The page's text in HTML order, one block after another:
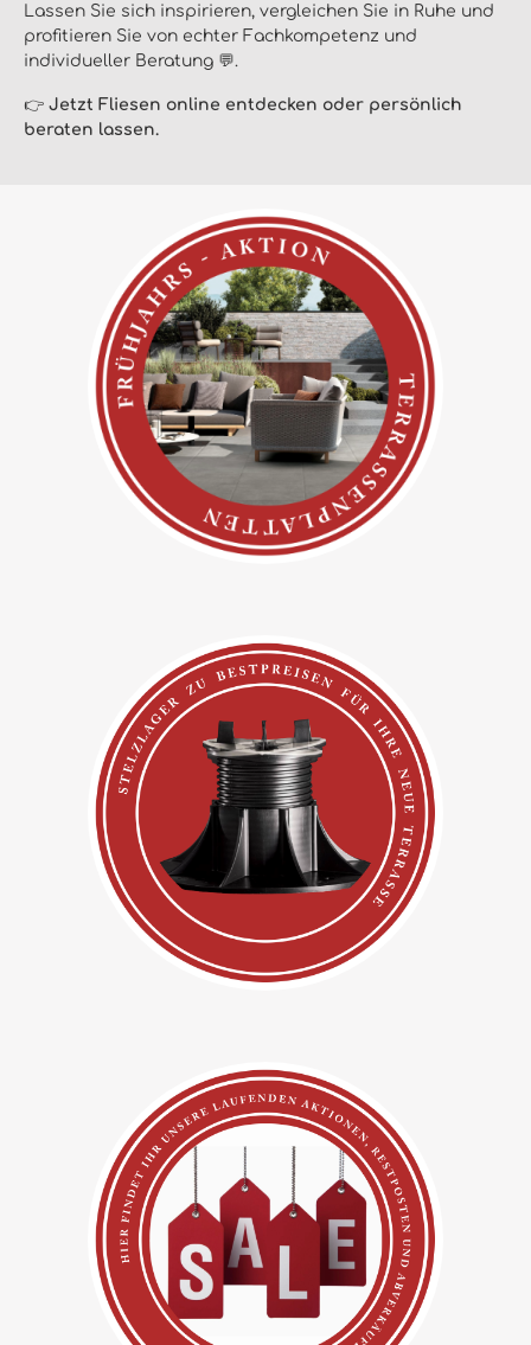
Lassen Sie sich inspirieren, vergleichen Sie in Ruhe und
profitieren Sie von echter Fachkompetenz und
individueller Beratung 💬.
👉 Jetzt Fliesen online entdecken oder persönlich
beraten lassen.